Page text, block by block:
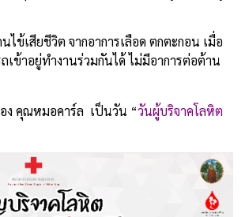
เสียชีวิต จากอาการเลือด ตกตะกอน เมื่อ
ข้าอยู่ทำงานร่วมกันได้ ไม่มีอาการต่อต้าน
ง คุณหมอคาร์ล เป็นวัน “วันผู้บริจาคโลหิต